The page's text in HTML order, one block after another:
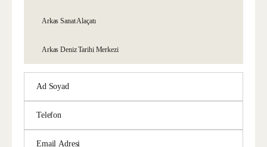
Arkas Sanat Alaçatı
Arkas Deniz Tarihi Merkezi